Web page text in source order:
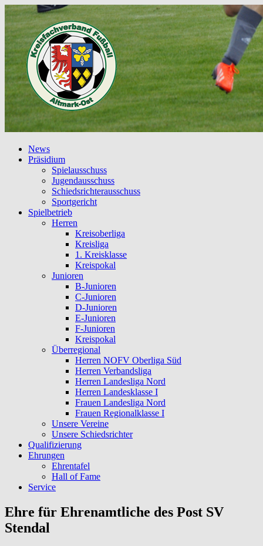
News
Präsidium
Spielausschuss
Jugendausschuss
Schiedsrichterausschuss
Sportgericht
Spielbetrieb
Herren
Kreisoberliga
Kreisliga
1. Kreisklasse
Kreispokal
Junioren
B-Junioren
C-Junioren
D-Junioren
E-Junioren
F-Junioren
Kreispokal
Überregional
Herren NOFV Oberliga Süd
Herren Verbandsliga
Herren Landesliga Nord
Herren Landesklasse I
Frauen Landesliga Nord
Frauen Regionalklasse I
Unsere Vereine
Unsere Schiedsrichter
Qualifizierung
Ehrungen
Ehrentafel
Hall of Fame
Service
Ehre für Ehrenamtliche des Post SV
Stendal